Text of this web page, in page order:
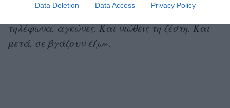
Data Deletion Data Access Privacy Policy
Σεούλ, Κορέα, η Ji-Hyun Park. « Βλέπεις μόνο
τηλέφωνα, αγκώνες. Και νιώθεις τη ζέστη. Και
μετά, σε βγάζουν έξω».